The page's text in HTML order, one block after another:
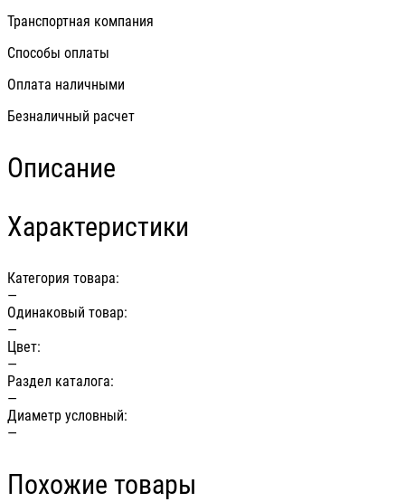
Транспортная компания
Способы оплаты
Оплата наличными
Безналичный расчет
Описание
Характеристики
Категория товара:
—
Одинаковый товар:
—
Цвет:
—
Раздел каталога:
—
Диаметр условный:
—
Похожие товары